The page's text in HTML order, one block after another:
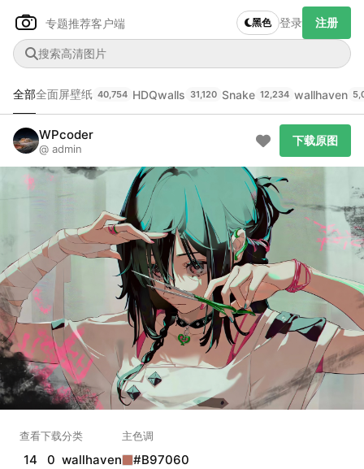
专题推荐客户端 黑色 登录 注册
全部全面屏壁纸 40,754 HDQwalls 31,120 Snake 12,234 wallhaven
WPcoder
@ admin
下载原图
查看
14
下载
0
分类
wallhaven
主色调
#B97060
Author Name
@author
查看 下载
--
分类主色调
发布
未知设备
在主题许可下可免费使用
分享 信息
实时弹幕
正在生成支付二维码...
99.00